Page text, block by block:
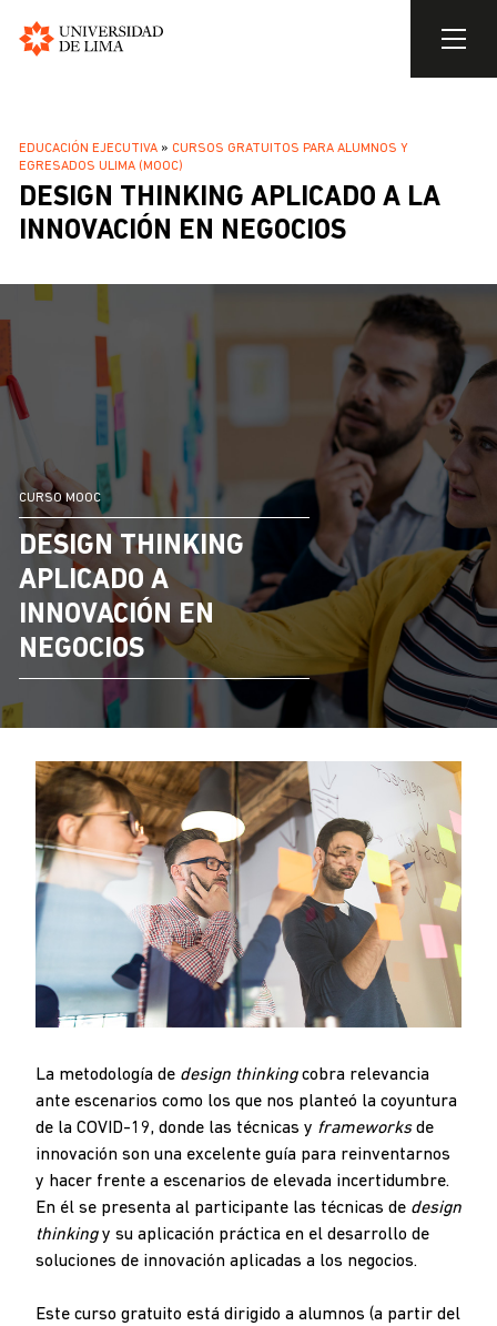
contenido
SOBRESCRIBIR
ENLACES
DE
AYUDA
LA
NAVEGACIÓN
EDUCACIÓN EJECUTIVA
CURSOS GRATUITOS PARA ALUMNOS Y
EGRESADOS ULIMA (MOOC)
DESIGN THINKING APLICADO A LA
INNOVACIÓN EN NEGOCIOS
CURSO MOOC
DESIGN THINKING
APLICADO A
INNOVACIÓN EN
NEGOCIOS
La metodología de design thinkingcobra relevancia
ante escenarios como los que nos planteó la coyuntura
de la COVID-19, donde las técnicas y frameworksde
innovación son una excelente guía para reinventarnos
y hacer frente a escenarios de elevada incertidumbre.
En él se presenta al participante las técnicas de design
thinkingy su aplicación práctica en el desarrollo de
soluciones de innovación aplicadas a los negocios.
Este curso gratuito está dirigido a alumnos (a partir del